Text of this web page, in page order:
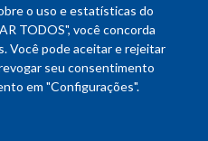
o uso e estatísticas do
TODOS", você concorda
Você pode aceitar e rejeitar
seu consentimento
em "Configurações".
508, Bloco A
Brasília-DF